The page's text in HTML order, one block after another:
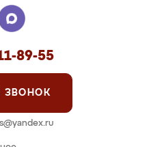
89-55
ЗВОНОК